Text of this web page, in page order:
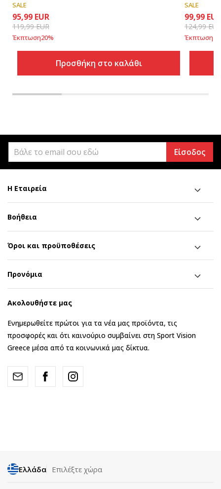
SALE
95,99 EUR
119,99EUR
Έκπτωση20%
Προσθήκη στο καλάθι
SALE
99,99 EUR
124,99EUR
Έκπτωση
Είσοδος
Η Εταιρεία
Βοήθεια
Όροι και προϋποθέσεις
Προνόμια
Ακολουθήστε μας
Ενημερωθείτε πρώτοι για τα νέα μας προϊόντα, τις
προσφορές και ότι καινούριο συμβαίνει στη Sport Vision
Greece μέσα από τα κοινωνικά μας δίκτυα.
Ελλάδα Επιλέξτε χώρα